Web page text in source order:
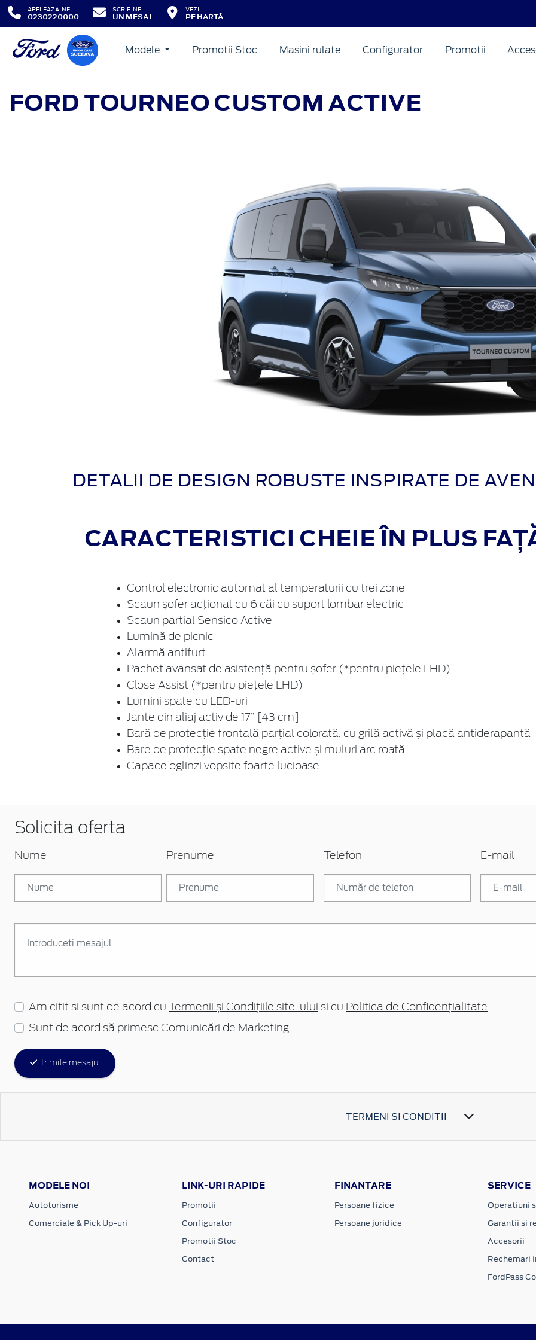
APELEAZA-NE
0230220000
SCRIE-NE
UN MESAJ
VEZI
PE HARTĂ
Modele Promotii Stoc Masini rulate Configurator Promotii
FORD TOURNEO CUSTOMACTIVE
DETALII DE DESIGN ROBUSTE INSPIRATE DE
CARACTERISTICI CHEIE ÎN PLUS
Control electronic automat al temperaturii cu trei zone
Scaun șofer acționat cu 6 căi cu suport lombar electric
Scaun parțial Sensico Active
Lumină de picnic
Alarmă antifurt
Pachet avansat de asistență pentru șofer (*pentru piețele LHD)
Close Assist (*pentru piețele LHD)
Lumini spate cu LED-uri
Jante din aliaj activ de 17” [43 cm]
Bară de protecție frontală parțial colorată, cu grilă activă și placă antiderapantă
Bare de protecție spate negre active și muluri arc roată
Capace oglinzi vopsite foarte lucioase
Solicita oferta
Nume Prenume Telefon E-mail
Am citit si sunt de acord cu Termenii și Condițiile site-ului si cu Politica de Confidențialitate
Sunt de acord să primesc Comunicări de Marketing
Trimite mesajul
TERMENI SI CONDITII
MODELE NOI
Autoturisme
Comerciale & Pick Up-uri
LINK-URI RAPIDE
Promotii
Configurator
Promotii Stoc
Contact
FINANTARE
Persoane fizice
Persoane juridice
SERVICE
Operatiuni
Garantii si
Accesorii
Rechemari
FordPass